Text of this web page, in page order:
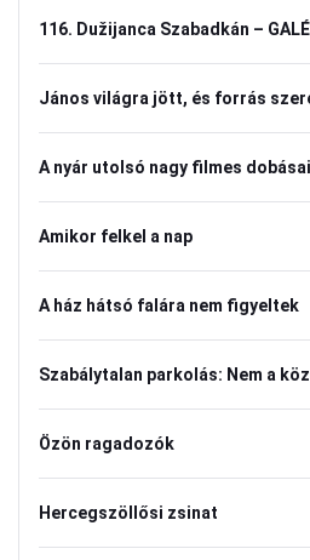
116. Dužijanca Szabadkán –
János világra jött, és forrás
A nyár utolsó nagy filmes dobásai
Amikor felkel a nap
A ház hátsó falára nem figyeltek
Szabálytalan parkolás: Nem a
Özön ragadozók
Hercegszöllősi zsinat